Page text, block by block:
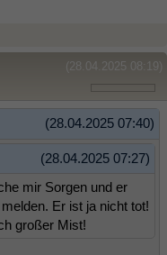
(28.04.2025 08:19)
(28.04.2025 07:40)
(28.04.2025 07:27)
mir Sorgen und er
Er ist ja nicht tot!
großer Mist!